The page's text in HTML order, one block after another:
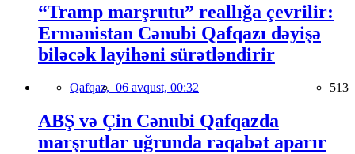
“Tramp marşrutu” reallığa çevrilir:
Ermənistan Cənubi Qafqazı dəyişə
biləcək layihəni sürətləndirir
Qafqaz, 06 avqust, 00:32 513
ABŞ və Çin Cənubi Qafqazda
marşrutlar uğrunda rəqabət aparır